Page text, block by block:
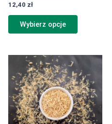
12,40 zł
Wybierz opcje
produkt
ma
wiele
wariantów.
Opcje